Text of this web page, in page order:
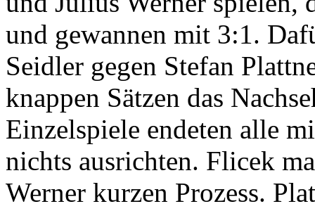
und gewannen mit 3:1.
Seidler gegen Stefan
knappen Sätzen das
Einzelspiele endeten alle
nichts ausrichten. Flicek
Werner kurzen Prozess.